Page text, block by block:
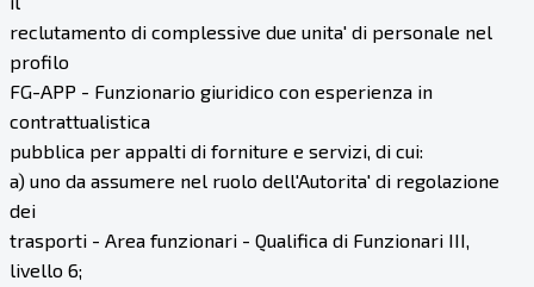
reclutamento di complessive due unita' di personale nel
profilo
FG-APP - Funzionario giuridico con esperienza in
contrattualistica
pubblica per appalti di forniture e servizi, di cui:
a) uno da assumere nel ruolo dell'Autorita' di regolazione
dei
trasporti - Area funzionari - Qualifica di Funzionari III,
livello 6;